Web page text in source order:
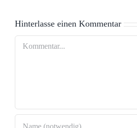
Demokratie
Hinterlasse einen Kommentar
Kommentar